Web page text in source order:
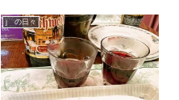
のツライ季節到来です。オーブン
を使うのもギリ限界か？と思いつ
つ今日は山食をくりぬいて器にし
たグラタンを作りました。え...
j の日々